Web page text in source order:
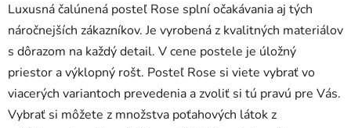
Luxusná čalúnená posteľ Rose splní očakávania aj tých
náročnejších zákazníkov. Je vyrobená z kvalitných materiálov
s dôrazom na každý detail. V cene postele je úložný
priestor a výklopný rošt. Posteľ Rose si viete vybrať vo
viacerých variantoch prevedenia a zvoliť si tú pravú pre Vás.
Vybrať si môžete z množstva poťahových látok z